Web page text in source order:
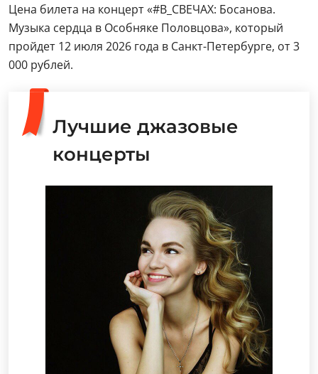
Цена билета на концерт «#В_СВЕЧАХ: Босанова.
Музыка сердца в Особняке Половцова», который
пройдет 12 июля 2026 года в Санкт-Петербурге, от 3
000 рублей.
Лучшие джазовые
концерты